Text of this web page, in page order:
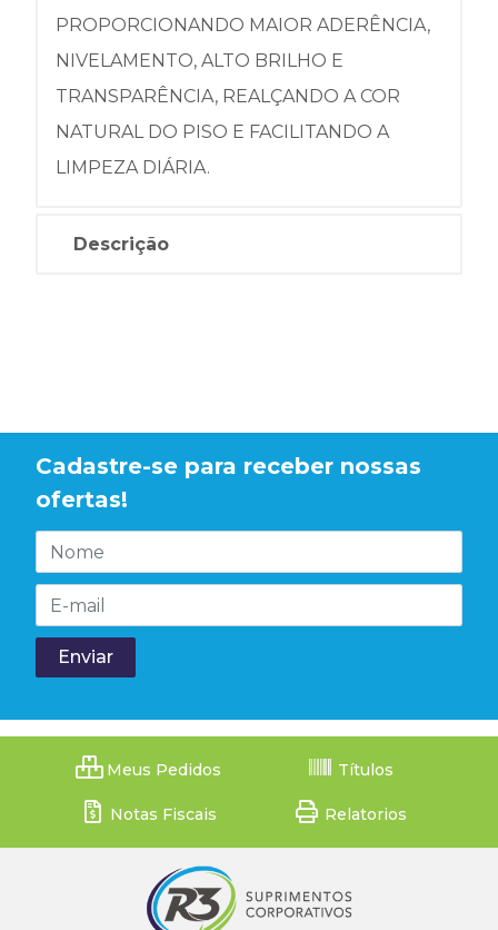
PROPORCIONANDO MAIOR ADERÊNCIA,
NIVELAMENTO, ALTO BRILHO E
TRANSPARÊNCIA, REALÇANDO A COR
NATURAL DO PISO E FACILITANDO A
LIMPEZA DIÁRIA.
Descrição
Cadastre-se para receber nossas
ofertas!
Meus Pedidos Títulos
Notas Fiscais Relatorios